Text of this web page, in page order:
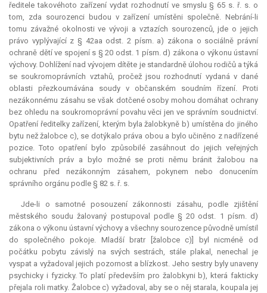
ředitele takovéhoto zařízení vydat rozhodnutí ve smyslu § 65 s. ř. s. o
tom, zda sourozenci budou v zařízení umístěni společně. Nebrání-li
tomu závažné okolnosti ve vývoji a vztazích sourozenců, jde o jejich
právo vyplývající z § 42aa odst. 2 písm. a) zákona o sociálně právní
ochraně dětí ve spojení s § 20 odst. 1 písm. d) zákona o výkonu ústavní
výchovy. Dohlížení nad vývojem dítěte je standardně úlohou rodičů a týká
se soukromoprávních vztahů, pročež jsou rozhodnutí vydaná v dané
oblasti přezkoumávána soudy v občanském soudním řízení. Proti
nezákonnému zásahu se však dotčené osoby mohou domáhat ochrany
bez ohledu na soukromoprávní povahu věci jen ve správním soudnictví.
Opatření ředitelky zařízení, kterým byla žalobkyně b) umístěna do jiného
bytu než žalobce c), se dotýkalo práva obou a bylo učiněno z nadřízené
pozice. Toto opatření bylo způsobilé zasáhnout do jejich veřejných
subjektivních práv a bylo možné se proti němu bránit žalobou na
ochranu před nezákonným zásahem, pokynem nebo donucením
správního orgánu podle § 82 s. ř. s.
Jde-li o samotné posouzení zákonnosti zásahu, podle zjištění
městského soudu žalovaný postupoval podle § 20 odst. 1 písm. d)
zákona o výkonu ústavní výchovy a všechny sourozence původně umístil
do společného pokoje. Mladší bratr [žalobce c)] byl nicméně od
počátku pobytu závislý na svých sestrách, stále plakal, nenechal je
vyspat a vyžadoval jejich pozornost a blízkost. Jeho sestry byly unaveny
psychicky i fyzicky. To platí především pro žalobkyni b), která fakticky
přejala roli matky. Žalobce c) vyžadoval, aby se o něj starala, koupala jej